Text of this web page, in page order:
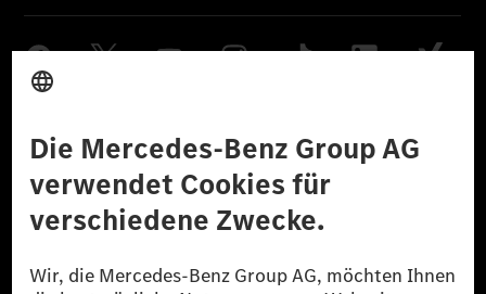
Datenschutz Lizenzhinweise Dritter Barrierefreiheit
© 2026 Mercedes-Benz Group AG. Alle Rechte vorbehalten.